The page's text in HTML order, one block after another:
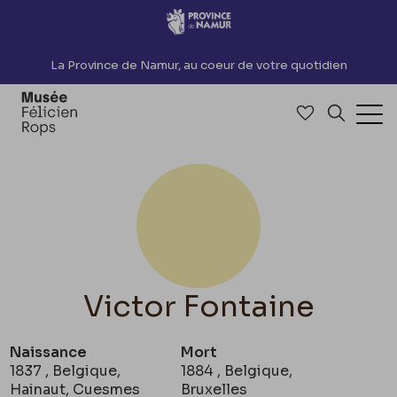
Accèder directement au contenu
La Province de Namur, au coeur de votre quotidien
Accéder à
Victor Fontaine
Naissance
1837 , Belgique,
Hainaut, Cuesmes
Mort
1884 , Belgique,
Bruxelles